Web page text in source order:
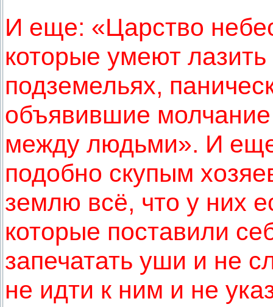
И еще: «Царство
которые умеют
подземельях,
объявившие
между людьми». И
подобно скупым
землю всё, что у них
которые поставили
запечатать уши и не
не идти к ним и не